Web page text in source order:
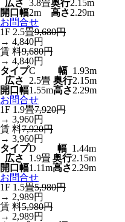
広さ 3.8畳奥行2.15m
開口幅2m 高さ2.29m
お問合せ
1F 2.5畳9,680円
→ 4,840円
賃 料9,680円
→ 4,840円
タイプC 幅 1.93m
広さ
2.5畳 奥行2.15m
開口幅1.55m高さ2.29m
お問合せ
1F 1.9畳7,920円
→ 3,960円
賃 料7,920円
→ 3,960円
タイプD 幅 1.44m
広さ
1.9畳 奥行2.15m
開口幅1.11m高さ2.29m
お問合せ
1F 1.5畳5,980円
→ 2,989円
賃 料5,980円
→ 2,989円